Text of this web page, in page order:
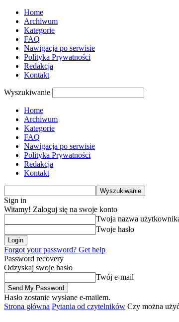
Home
Archiwum
Kategorie
FAQ
Nawigacja po serwisie
Polityka Prywatności
Redakcja
Kontakt
Wyszukiwanie
Home
Archiwum
Kategorie
FAQ
Nawigacja po serwisie
Polityka Prywatności
Redakcja
Kontakt
Sign in
Witamy! Zaloguj się na swoje konto
Twoja nazwa
Twoje hasło
Forgot your password? Get help
Password recovery
Odzyskaj swoje hasło
Twój e-mail
Hasło zostanie wysłane e-mailem.
Strona główna Pytania od czytelników Czy można